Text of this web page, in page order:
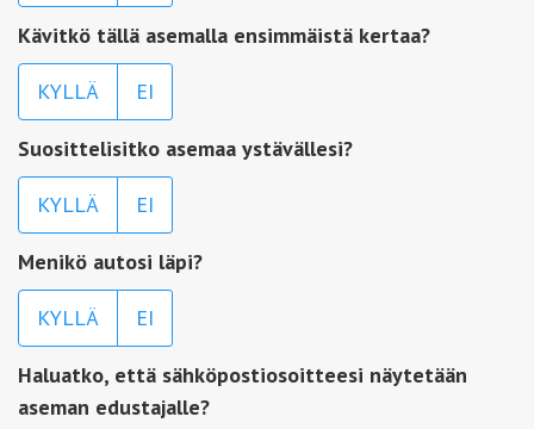
Kävitkö tällä asemalla ensimmäistä kertaa?
KYLLÄ EI
Suosittelisitko asemaa ystävällesi?
KYLLÄ EI
Menikö autosi läpi?
KYLLÄ EI
Haluatko, että sähköpostiosoitteesi näytetään
aseman edustajalle?